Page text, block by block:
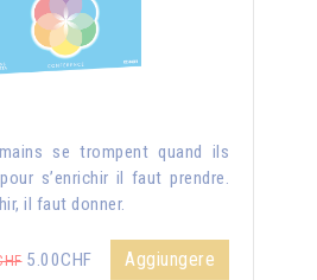
se trompent quand ils
s’enrichir il faut prendre.
il faut donner.
5.00CHF Aggiungere